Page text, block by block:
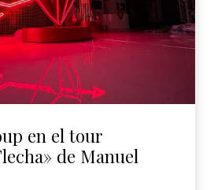
en el tour
de Manuel